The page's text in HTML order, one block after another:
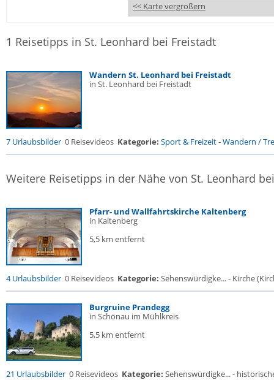
<< Karte vergrößern
1 Reisetipps in St. Leonhard bei Freistadt
Wandern St. Leonhard bei Freistadt
in St. Leonhard bei Freistadt
7 Urlaubsbilder 0 Reisevideos Kategorie: Sport & Freizeit-Wandern /
Weitere Reisetipps in der Nähe von St. Leonhard
Pfarr- und Wallfahrtskirche Kaltenberg
in Kaltenberg
5,5 km entfernt
4 Urlaubsbilder 0 Reisevideos Kategorie: Sehenswürdigke... - Kirche
Burgruine Prandegg
in Schönau im Mühlkreis
5,5 km entfernt
21 Urlaubsbilder 0 Reisevideos Kategorie: Sehenswürdigke... -